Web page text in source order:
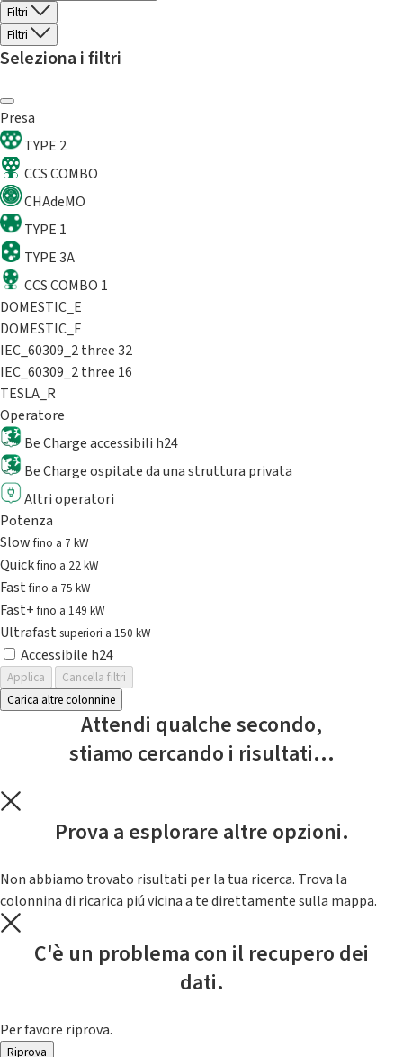
Filtri
Filtri
Seleziona i filtri
Presa
TYPE 2
CCS COMBO
CHAdeMO
TYPE 1
TYPE 3A
CCS COMBO 1
DOMESTIC_E
DOMESTIC_F
IEC_60309_2 three 32
IEC_60309_2 three 16
TESLA_R
Operatore
Be Charge accessibili h24
Be Charge ospitate da una struttura privata
Altri operatori
Potenza
Slowfino a 7 kW
Quickfino a 22 kW
Fastfino a 75 kW
Fast+fino a 149 kW
Ultrafast superiori a 150 kW
Accessibile h24
Applica
Cancella filtri
Carica altre colonnine
Attendi qualche secondo,
stiamo cercando i risultati...
Prova a esplorare altre opzioni.
Non abbiamo trovato risultati per la tua ricerca. Trova la
colonnina di ricarica piú vicina a te direttamente sulla mappa.
C'è un problema con il recupero dei
dati.
Per favore riprova.
Riprova